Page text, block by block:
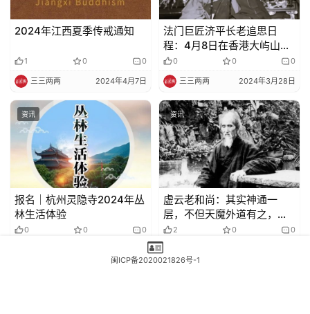
2024年江西夏季传戒通知
1 0 0
三三两两 2024年4月7日
法门巨匠济平长老追思日
程：4月8日在香港大屿山举
行荼毗仪式
0 0 0
三三两两 2024年3月28日
资讯
报名｜杭州灵隐寺2024年丛
林生活体验
0 0 0
资讯
虚云老和尚：其实神通一
层，不但天魔外道有之，即
在鬼畜俱有五通
2 0 0
闽ICP备2020021826号-1